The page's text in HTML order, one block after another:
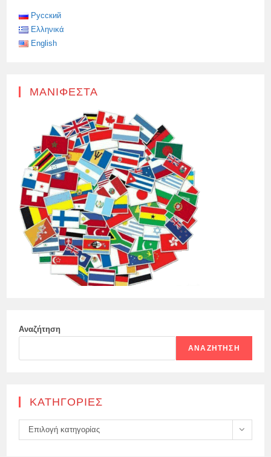
13.000.
Русский
Ελληνικά
English
ΜΑΝΙΦΈΣΤΑ
Αναζήτηση
ΑΝΑΖΉΤΗΣΗ
KΑΤΗΓΟΡΊΕΣ
Kατηγορίες
Επιλογή κατηγορίας